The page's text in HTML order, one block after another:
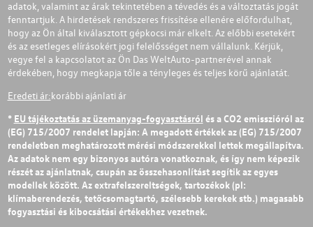
adatok, valamint az árak tekintetében a tévedés és a változtatás jogát
fenntartjuk. A hirdetések rendszeres frissítése ellenére előfordulhat,
hogy az Ön által kiválasztott gépkocsi már elkelt. Az előbbi esetekért
és az esetleges elírásokért jogi felelősséget nem vállalunk. Kérjük,
vegye fel a kapcsolatot az Ön Das WeltAuto-partnerével annak
érdekében, hogy megkapja tőle a tényleges és teljes körű ajánlatát.
Eredeti ár:korábbi ajánlati ár
* EU tájékoztatás az üzemanyag-fogyasztásról és a CO2 emisszióról az
(EG) 715/2007 rendelet lapján: A megadott értékek az (EG) 715/2007
rendeletben meghatározott mérési módszerekkel lettek megállapítva.
Az adatok nem egy bizonyos autóra vonatkoznak, és így nem képezik
részét az ajánlatnak, csupán az összehasonlítást segítik az egyes
modellek között. Az extrafelszereltségek, tartozékok (pl:
klímaberendezés, tetőcsomagtartó, szélesebb kerekek stb.) magasabb
fogyasztási és kibocsátási értékekhez vezetnek.